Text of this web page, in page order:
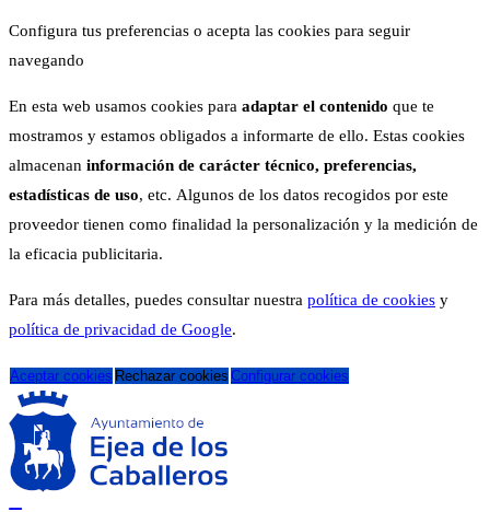
Configura tus preferencias o acepta las cookies para seguir
navegando
En esta web usamos cookies para adaptar el contenido que te
mostramos y estamos obligados a informarte de ello. Estas cookies
almacenan información de carácter técnico, preferencias,
estadísticas de uso, etc. Algunos de los datos recogidos por este
proveedor tienen como finalidad la personalización y la medición de
la eficacia publicitaria.
Para más detalles, puedes consultar nuestra política de cookies y
política de privacidad de Google.
Aceptar cookies Rechazar cookies Configurar cookies